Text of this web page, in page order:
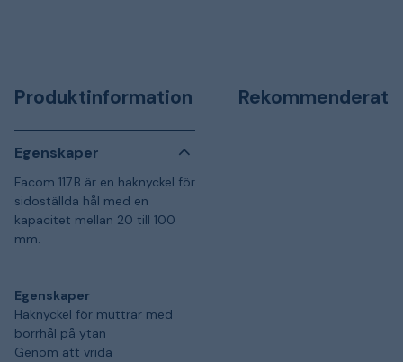
Produktinformation
Egenskaper
Facom 117.B är en haknyckel för
sidoställda hål med en
kapacitet mellan 20 till 100
mm.
Egenskaper
Haknyckel för muttrar med
borrhål på ytan
Genom att vrida
Rekommenderat